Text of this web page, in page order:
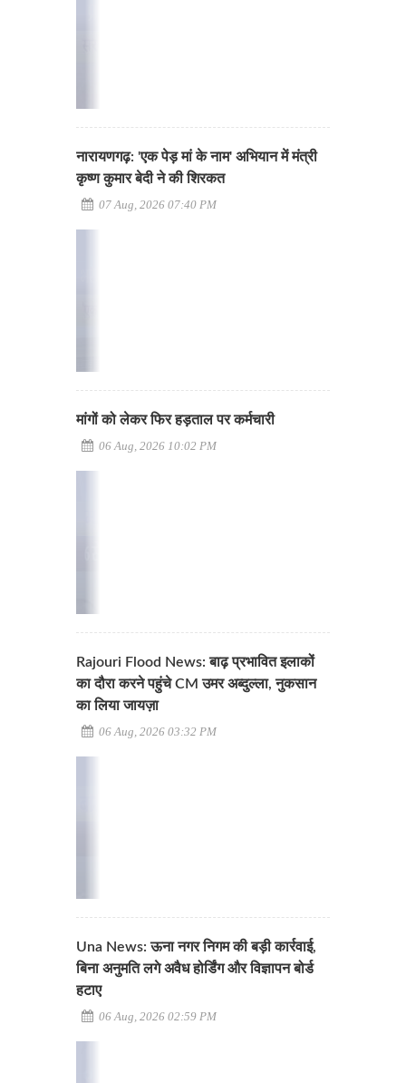
नारायणगढ़: 'एक पेड़ मां के नाम' अभियान में मंत्री
कृष्ण कुमार बेदी ने की शिरकत
07 Aug, 2026 07:40 PM
मांगों को लेकर फिर हड़ताल पर कर्मचारी
06 Aug, 2026 10:02 PM
Rajouri Flood News: बाढ़ प्रभावित इलाकों
का दौरा करने पहुंचे CM उमर अब्दुल्ला, नुकसान
का लिया जायज़ा
06 Aug, 2026 03:32 PM
Una News: ऊना नगर निगम की बड़ी कार्रवाई,
बिना अनुमति लगे अवैध होर्डिंग और विज्ञापन बोर्ड
हटाए
06 Aug, 2026 02:59 PM